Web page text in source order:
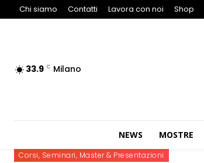
Chi siamo Contatti Lavora con noi Shop
33.9 C Milano
NEWS MOSTRE
Corsi, Seminari, Master & Presentazioni